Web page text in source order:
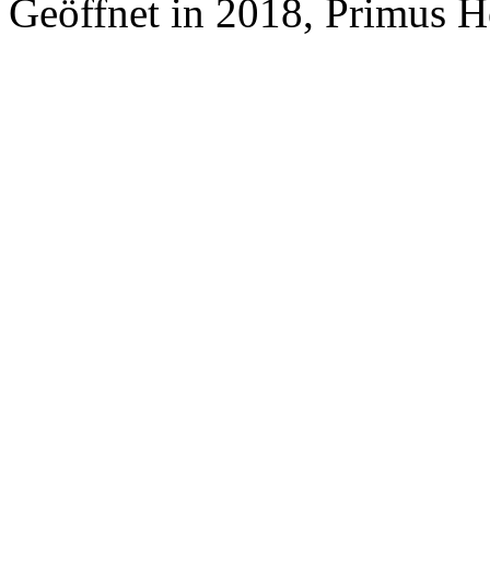
Geöffnet in 2018, Primus